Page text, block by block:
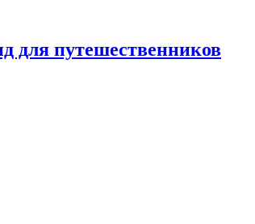
для путешественников